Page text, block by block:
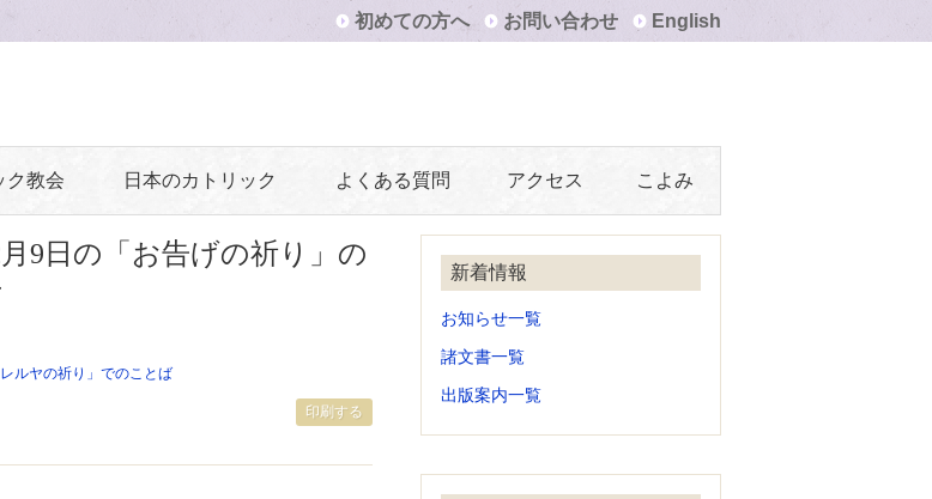
初めての方へ お問い合わせ English
ク教会 日本のカトリック よくある質問 アクセス こよみ
9日の「お告げの祈り」の
印刷する
ルヤの祈り」でのことば
新着情報
お知らせ一覧
諸文書一覧
出版案内一覧